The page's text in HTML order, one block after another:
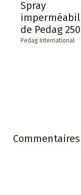
Spray
de Pedag
Pedag International